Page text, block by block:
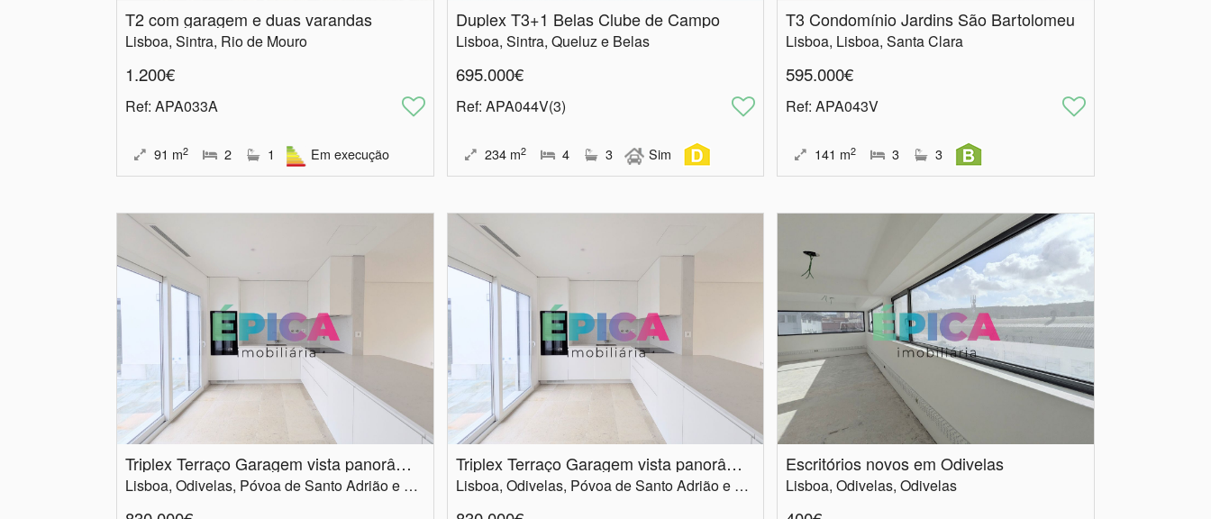
T2 com garagem e duas varandas
Lisboa, Sintra, Rio de Mouro
1.200€
Ref: APA033A
91 m2 2 1 Em execução
Duplex T3+1 Belas Clube de Campo
Lisboa, Sintra, Queluz e Belas
695.000€
Ref: APA044V(3)
234 m2 4 3 Sim
T3 Condomínio Jardins São Bartolomeu
Lisboa, Lisboa, Santa Clara
595.000€
Ref: APA043V
141 m2 3 3
Triplex Terraço Garagem vista panorâmica
Lisboa, Odivelas, Póvoa de Santo Adrião e Olival Basto
Triplex Terraço Garagem vista panorâmica
Lisboa, Odivelas, Póvoa de Santo Adrião e Olival Basto
Escritórios novos em Odivelas
Lisboa, Odivelas, Odivelas